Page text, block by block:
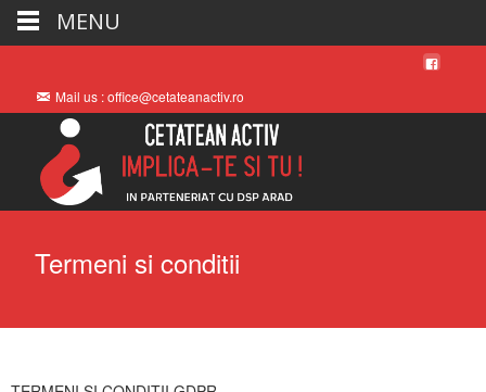
Mail us : office@cetateanactiv.ro
Termeni si conditii
MENU